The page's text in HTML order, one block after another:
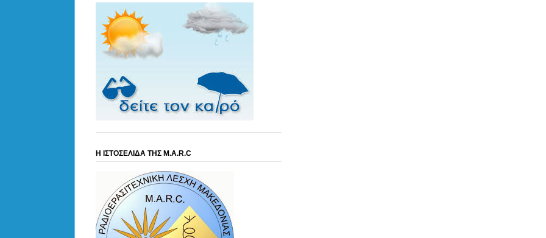
Η ΙΣΤΟΣΕΛΙΔΑ ΤΗΣ M.A.R.C